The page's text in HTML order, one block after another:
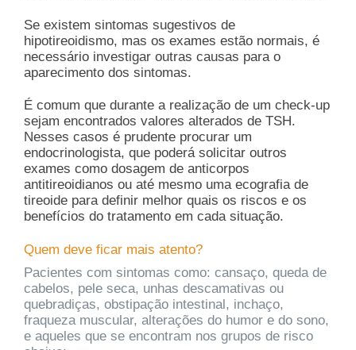
Se existem sintomas sugestivos de
hipotireoidismo, mas os exames estão normais, é
necessário investigar outras causas para o
aparecimento dos sintomas.
É comum que durante a realização de um check-up
sejam encontrados valores alterados de TSH.
Nesses casos é prudente procurar um
endocrinologista, que poderá solicitar outros
exames como dosagem de anticorpos
antitireoidianos ou até mesmo uma ecografia de
tireoide para definir melhor quais os riscos e os
benefícios do tratamento em cada situação.
Quem deve ficar mais atento?
Pacientes com sintomas como: cansaço, queda de
cabelos, pele seca, unhas descamativas ou
quebradiças, obstipação intestinal, inchaço,
fraqueza muscular, alterações do humor e do sono,
e aqueles que se encontram nos grupos de risco